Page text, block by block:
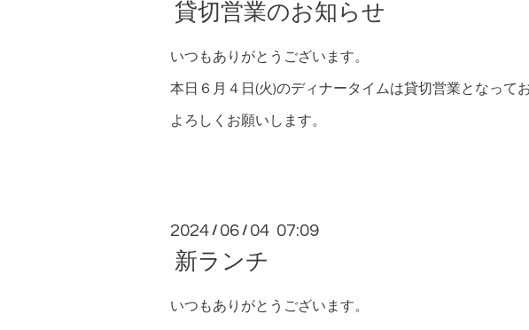
貸切営業のお知らせ
いつもありがとうございます。
本日６月４日(火)のディナータイムは貸切営業となって
よろしくお願いします。
2024 / 06 / 04 07:09
新ランチ
いつもありがとうございます。